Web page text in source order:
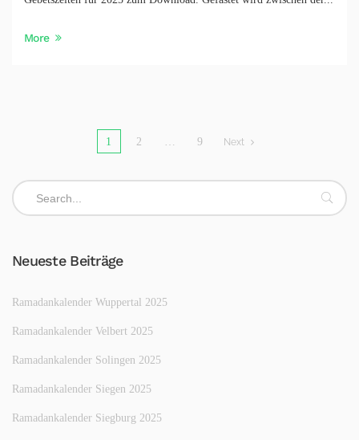
More
1 2 … 9 Next
Neueste Beiträge
Ramadankalender Wuppertal 2025
Ramadankalender Velbert 2025
Ramadankalender Solingen 2025
Ramadankalender Siegen 2025
Ramadankalender Siegburg 2025